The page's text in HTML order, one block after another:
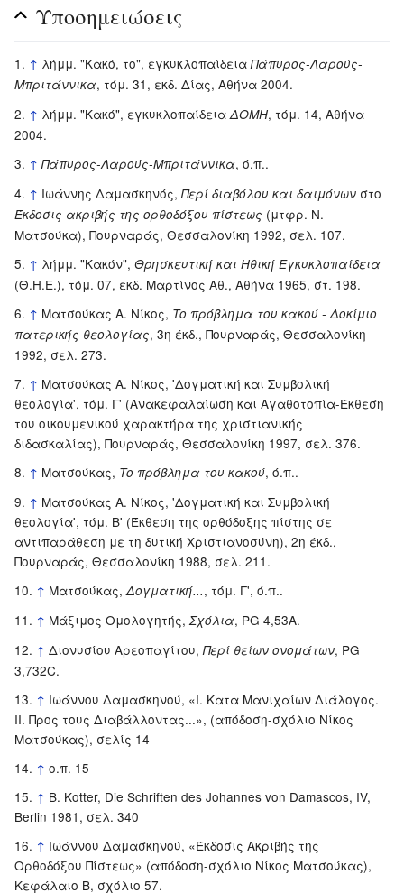
Υποσημειώσεις
↑ λήμμ. "Κακό, το", εγκυκλοπαίδεια Πάπυρος-Λαρούς-
Μπριτάννικα, τόμ. 31, εκδ. Δίας, Αθήνα 2004.
↑ λήμμ. "Κακό", εγκυκλοπαίδεια ΔΟΜΗ, τόμ. 14, Αθήνα
2004.
↑ Πάπυρος-Λαρούς-Μπριτάννικα, ό.π..
↑ Ιωάννης Δαμασκηνός, Περί διαβόλου και δαιμόνων στο
Έκδοσις ακριβής της ορθοδόξου πίστεως (μτφρ. Ν.
Ματσούκα), Πουρναράς, Θεσσαλονίκη 1992, σελ. 107.
↑ λήμμ. "Κακόν", Θρησκευτική και Ηθική Εγκυκλοπαίδεια
(Θ.Η.Ε.), τόμ. 07, εκδ. Μαρτίνος Αθ., Αθήνα 1965, στ. 198.
↑ Ματσούκας Α. Νίκος, Το πρόβλημα του κακού - Δοκίμιο
πατερικής θεολογίας, 3η έκδ., Πουρναράς, Θεσσαλονίκη
1992, σελ. 273.
↑ Ματσούκας Α. Νίκος, 'Δογματική και Συμβολική
θεολογία', τόμ. Γ' (Ανακεφαλαίωση και Αγαθοτοπία-Έκθεση
του οικουμενικού χαρακτήρα της χριστιανικής
διδασκαλίας), Πουρναράς, Θεσσαλονίκη 1997, σελ. 376.
↑ Ματσούκας, Το πρόβλημα του κακού, ό.π..
↑ Ματσούκας Α. Νίκος, 'Δογματική και Συμβολική
θεολογία', τόμ. Β' (Έκθεση της ορθόδοξης πίστης σε
αντιπαράθεση με τη δυτική Χριστιανοσύνη), 2η έκδ.,
Πουρναράς, Θεσσαλονίκη 1988, σελ. 211.
↑ Ματσούκας, Δογματική..., τόμ. Γ', ό.π..
↑ Μάξιμος Ομολογητής, Σχόλια, PG 4,53A.
↑ Διονυσίου Αρεοπαγίτου, Περί θείων ονομάτων, PG
3,732C.
↑ Ιωάννου Δαμασκηνού, «Ι. Κατα Μανιχαίων Διάλογος.
ΙΙ. Προς τους Διαβάλλοντας...», (απόδοση-σχόλιο Νίκος
Ματσούκας), σελίς 14
↑ ο.π. 15
↑ B. Kotter, Die Schriften des Johannes von Damascos, IV,
Berlin 1981, σελ. 340
↑ Ιωάννου Δαμασκηνού, «Έκδοσις Ακριβής της
Ορθοδόξου Πίστεως» (απόδοση-σχόλιο Νίκος Ματσούκας),
Κεφάλαιο B, σχόλιο 57.